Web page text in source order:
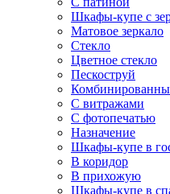
Шкафы-купе с
Матовое зеркало
Стекло
Цветное стекло
Пескоструй
С витражами
С фотопечатью
Назначение
Шкафы-купе в
В коридор
В прихожую
Шкафы-купе в